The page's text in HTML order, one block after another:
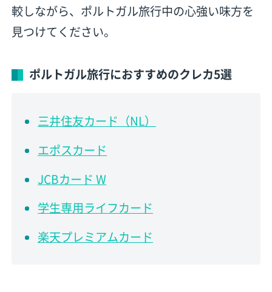
較しながら、ポルトガル旅行中の心強い味方を
見つけてください。
ポルトガル旅行におすすめのクレカ5選
三井住友カード（NL）
エポスカード
JCBカード W
学生専用ライフカード
楽天プレミアムカード